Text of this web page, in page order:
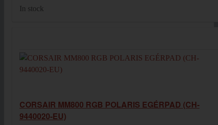
In stock
CORSAIR MM800 RGB POLARIS EGÉRPAD (CH-
9440020-EU)